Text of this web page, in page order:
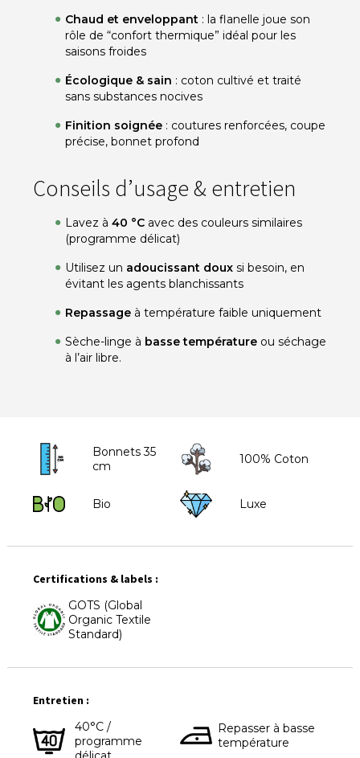
Chaud et enveloppant : la flanelle joue son
rôle de “confort thermique” idéal pour les
saisons froides
Écologique & sain : coton cultivé et traité
sans substances nocives
Finition soignée : coutures renforcées, coupe
précise, bonnet profond
Conseils d’usage & entretien
Lavez à 40 °C avec des couleurs similaires
(programme délicat)
Utilisez un adoucissant doux si besoin, en
évitant les agents blanchissants
Repassage à température faible uniquement
Sèche-linge à basse température ou séchage
à l’air libre.
Bonnets 35
cm
100% Coton
Bio Luxe
Certifications & labels :
GOTS (Global
Organic Textile
Standard)
Entretien :
40°C /
programme
Repasser à basse
température